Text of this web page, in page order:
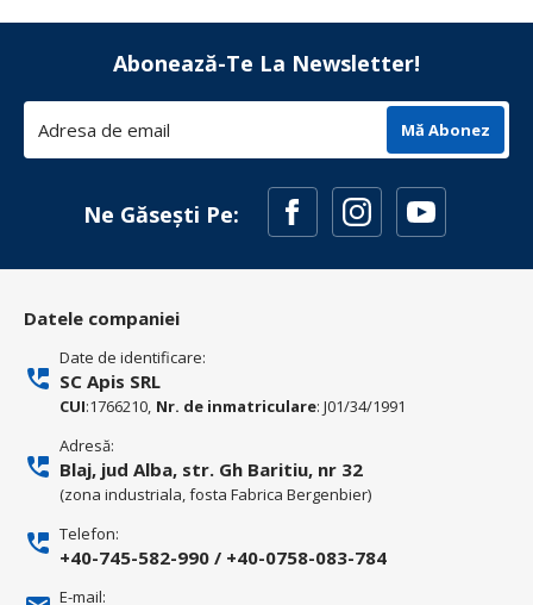
Abonează-Te La Newsletter!
Mă Abonez
Ne Găsești Pe:
Datele companiei
Date de identificare:
SC Apis SRL
CUI:1766210, Nr. de inmatriculare: J01/34/1991
Adresă:
Blaj, jud Alba, str. Gh Baritiu, nr 32
(zona industriala, fosta Fabrica Bergenbier)
Telefon:
+40-745-582-990 / +40-0758-083-784
E-mail: